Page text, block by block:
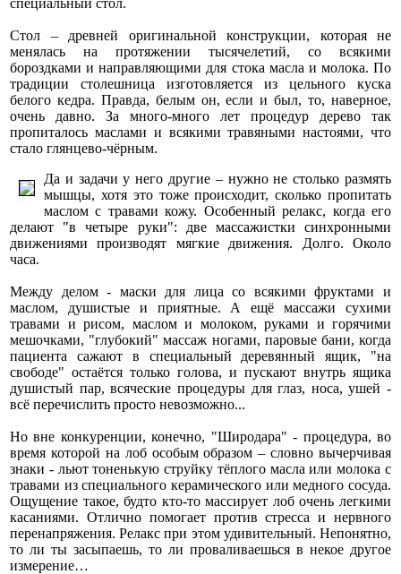
Стол – древней оригинальной конструкции, которая не
менялась на протяжении тысячелетий, со всякими
бороздками и направляющими для стока масла и молока. По
традиции столешница изготовляется из цельного куска
белого кедра. Правда, белым он, если и был, то, наверное,
очень давно. За много-много лет процедур дерево так
пропиталось маслами и всякими травяными настоями, что
стало глянцево-чёрным.
Да и задачи у него другие – нужно не столько размять
мышцы, хотя это тоже происходит, сколько пропитать
маслом с травами кожу. Особенный релакс, когда его
делают "в четыре руки": две массажистки синхронными
движениями производят мягкие движения. Долго. Около
часа.
Между делом - маски для лица со всякими фруктами и
маслом, душистые и приятные. А ещё массажи сухими
травами и рисом, маслом и молоком, руками и горячими
мешочками, "глубокий" массаж ногами, паровые бани, когда
пациента сажают в специальный деревянный ящик, "на
свободе" остаётся только голова, и пускают внутрь ящика
душистый пар, всяческие процедуры для глаз, носа, ушей -
всё перечислить просто невозможно...
Но вне конкуренции, конечно, "Широдара" - процедура, во
время которой на лоб особым образом – словно вычерчивая
знаки - льют тоненькую струйку тёплого масла или молока с
травами из специального керамического или медного сосуда.
Ощущение такое, будто кто-то массирует лоб очень легкими
касаниями. Отлично помогает против стресса и нервного
перенапряжения. Релакс при этом удивительный. Непонятно,
то ли ты засыпаешь, то ли проваливаешься в некое другое
измерение…